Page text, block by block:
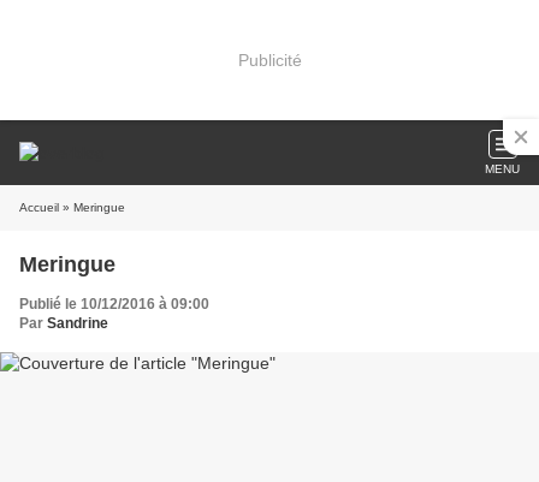
Publicité
MENU
Accueil » Meringue
Meringue
Publié le 10/12/2016 à 09:00
Par Sandrine